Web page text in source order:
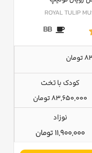
ROYAL TULIP
BB
کودک با تخت
83,650,000 تومان
نوزاد
11,900,000 تومان